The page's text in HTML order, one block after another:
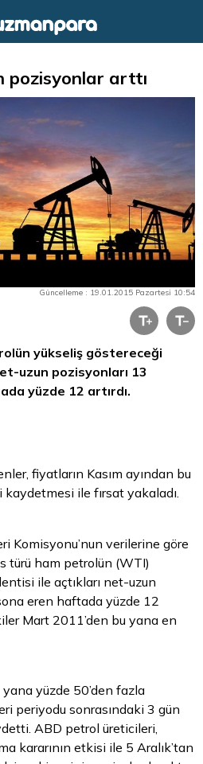
pozisyonlar arttı
Güncelleme : 19.01.2015 Pazartesi 10:54
yükseliş göstereceği
uzun pozisyonları 13
yüzde 12 artırdı.
fiyatların Kasım ayından bu
ile fırsat yakaladı.
Komisyonu’nun verilerine göre
türü ham petrolün (WTI)
ile açtıkları net-uzun
eren haftada yüzde 12
Mart 2011’den bu yana en
yüzde 50’den fazla
periyodu sonrasındaki 3 gün
ABD petrol üreticileri,
kararının etkisi ile 5 Aralık’tan